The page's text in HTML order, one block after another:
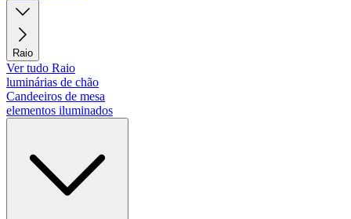
Raio
Ver tudo Raio
luminárias de chão
Candeeiros de mesa
elementos iluminados